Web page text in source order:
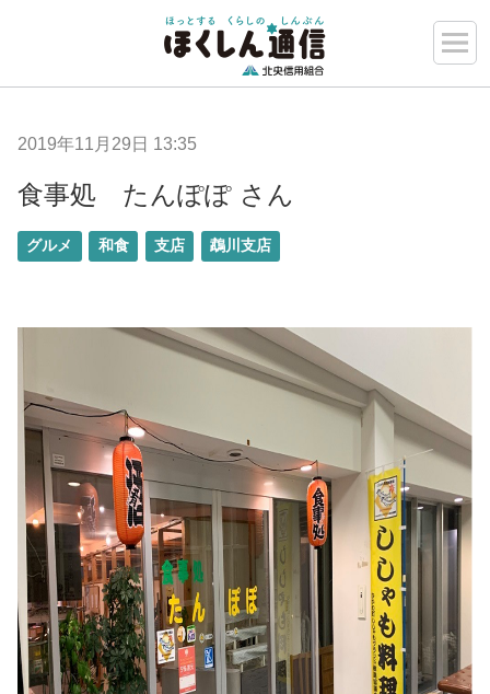
2019年11月29日 13:35
食事処 たんぽぽ さん
グルメ 和食 支店 鵡川支店